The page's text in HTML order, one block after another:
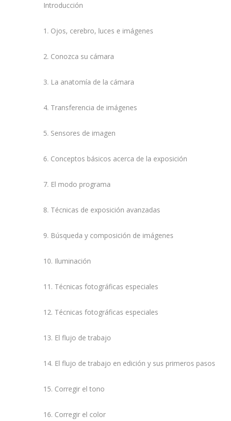
Introducción
1. Ojos, cerebro, luces e imágenes
2. Conozca su cámara
3. La anatomía de la cámara
4. Transferencia de imágenes
5. Sensores de imagen
6. Conceptos básicos acerca de la exposición
7. El modo programa
8. Técnicas de exposición avanzadas
9. Búsqueda y composición de imágenes
10. Iluminación
11. Técnicas fotográficas especiales
12. Técnicas fotográficas especiales
13. El flujo de trabajo
14. El flujo de trabajo en edición y sus primeros pasos
15. Corregir el tono
16. Corregir el color